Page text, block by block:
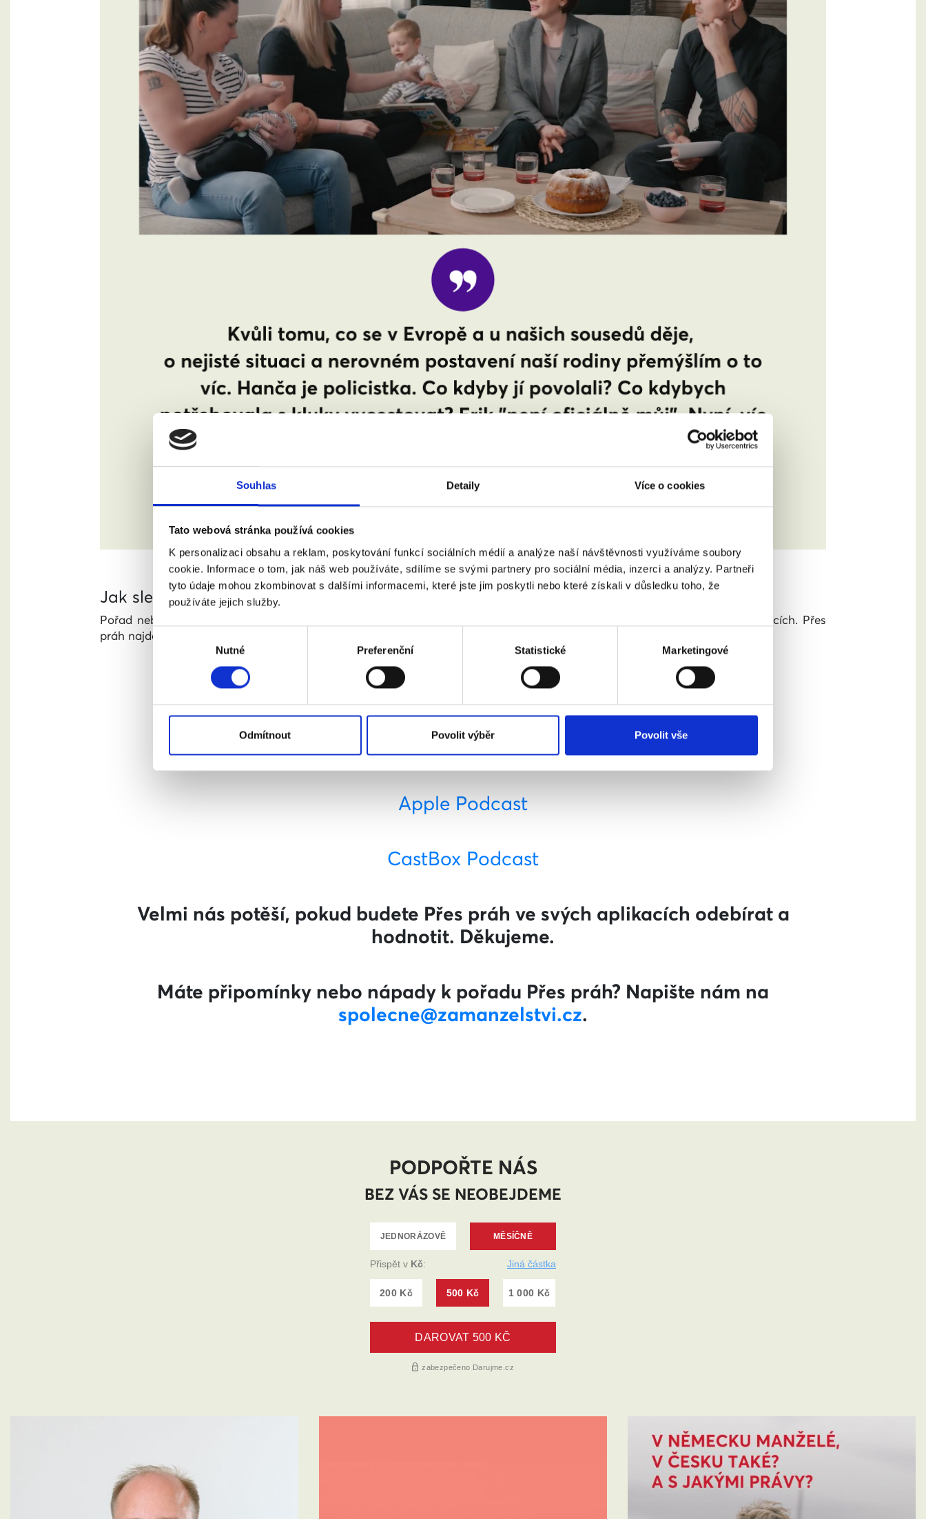
Souhlas Detaily Více o cookies
Tato webová stránka používá cookies
K personalizaci obsahu a reklam, poskytování funkcí sociálních médií a analýze naší návštěvnosti využíváme soubory
cookie. Informace o tom, jak náš web používáte, sdílíme se svými partnery pro sociální média, inzerci a analýzy. Partneři
tyto údaje mohou zkombinovat s dalšími informacemi, které jste jim poskytli nebo které získali v důsledku toho, že
používáte jejich služby.
Výběr
Nutné Preferenční Statistické Marketingové
Odmítnout Povolit výběr Povolit vše
Jak sledovat nebo poslouchat Přes práh?
Pořad nebo podcast Přes práh můžete jednoduše sledovat na
, nebo na oblíbených podcastových aplikacích. Přes
práh najdete samozřejmě také na našich sociálních sítích.
Spotify Podcast
Google Podcast
Apple Podcast
CastBox Podcast
Velmi nás potěší, pokud budete Přes práh ve svých aplikacích odebírat a
hodnotit. Děkujeme.
Máte připomínky nebo nápady k pořadu Přes práh? Napište nám na
spolecne@zamanzelstvi.cz.
PODPOŘTE NÁS
BEZ VÁS SE NEOBEJDEME